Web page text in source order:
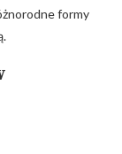
formy